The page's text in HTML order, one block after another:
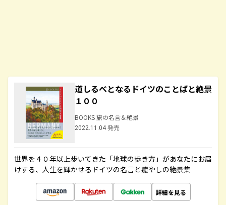
道しるべとなるドイツのことばと絶景
１００
BOOKS 旅の名言＆絶景
2022.11.04 発売
世界を４０年以上歩いてきた「地球の歩き方」があなたにお届
けする、人生を輝かせるドイツの名言と癒やしの絶景集
詳細を見る